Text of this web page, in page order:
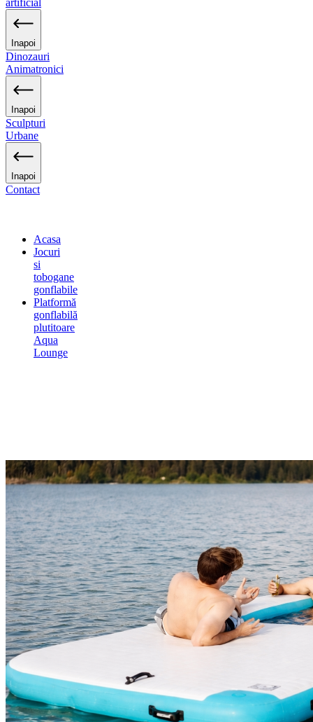
artificial
Inapoi
Dinozauri
Animatronici
Inapoi
Sculpturi
Urbane
Inapoi
Contact
Acasa
Jocuri
si
tobogane
gonflabile
Platformă
gonflabilă
plutitoare
Aqua
Lounge